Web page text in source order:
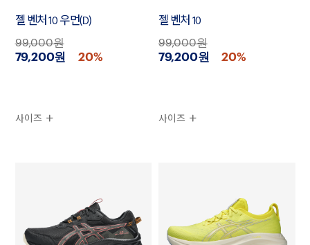
젤 벤처 10 우먼(D)
99,000원
79,200원 20%
사이즈
젤 벤처 10
99,000원
79,200원 20%
사이즈